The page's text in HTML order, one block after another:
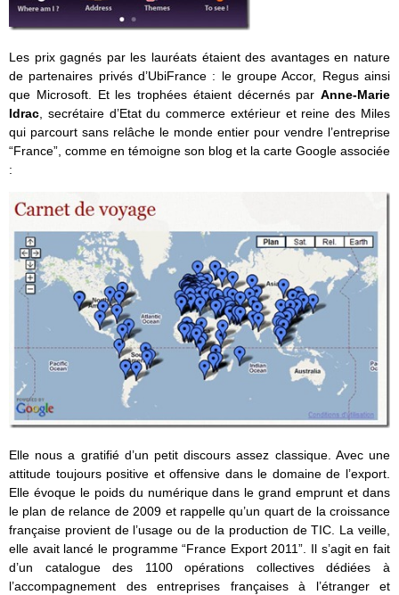
Les prix gagnés par les lauréats étaient des avantages en nature
de partenaires privés d’UbiFrance : le groupe Accor, Regus ainsi
que Microsoft. Et les trophées étaient décernés par Anne-Marie
Idrac , secrétaire d’Etat du commerce extérieur et reine des Miles
qui parcourt sans relâche le monde entier pour vendre l’entreprise
“France”, comme en témoigne son blog et la carte Google associée
:
Elle nous a gratifié d’un petit discours assez classique. Avec une
attitude toujours positive et offensive dans le domaine de l’export.
Elle évoque le poids du numérique dans le grand emprunt et dans
le plan de relance de 2009 et rappelle qu’un quart de la croissance
française provient de l’usage ou de la production de TIC. La veille,
elle avait lancé le programme “France Export 2011”. Il s’agit en fait
d’un catalogue des 1100 opérations collectives dédiées à
l’accompagnement des entreprises françaises à l’étranger et